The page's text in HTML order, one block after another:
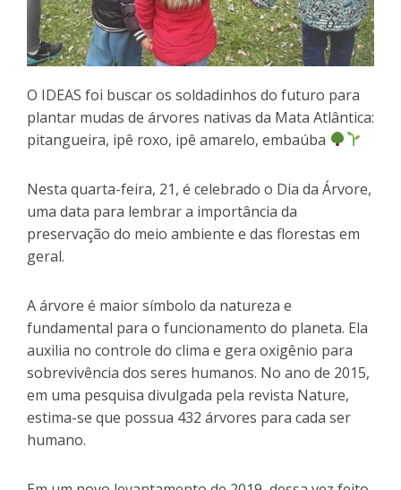
O IDEAS foi buscar os soldadinhos do futuro para
plantar mudas de árvores nativas da Mata Atlântica:
pitangueira, ipê roxo, ipê amarelo, embaúba
Nesta quarta-feira, 21, é celebrado o Dia da Árvore,
uma data para lembrar a importância da
preservação do meio ambiente e das florestas em
geral.
A árvore é maior símbolo da natureza e
fundamental para o funcionamento do planeta. Ela
auxilia no controle do clima e gera oxigênio para
sobrevivência dos seres humanos. No ano de 2015,
em uma pesquisa divulgada pela revista Nature,
estima-se que possua 432 árvores para cada ser
humano.